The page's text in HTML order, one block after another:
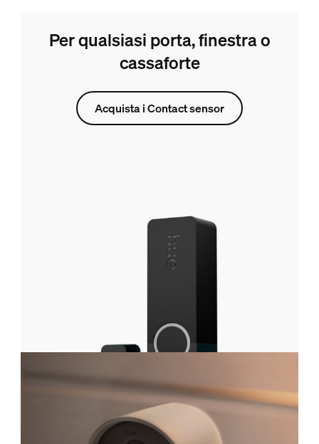
Per qualsiasi porta, finestra o
cassaforte
Acquista i Contact sensor